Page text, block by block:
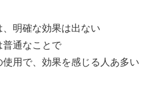
明確な効果は出ない
普通なことで
用で、効果を感じる人あ多い